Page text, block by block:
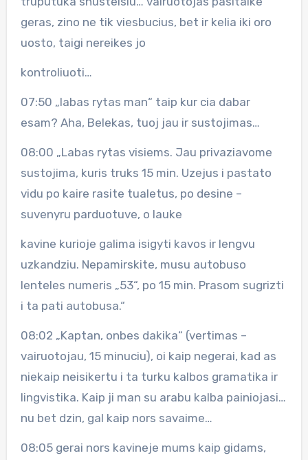
geras, zino ne tik viesbucius, bet ir kelia iki oro
uosto, taigi nereikes jo
kontroliuoti…
07:50 „labas rytas man“ taip kur cia dabar
esam? Aha, Belekas, tuoj jau ir sustojimas…
08:00 „Labas rytas visiems. Jau privaziavome
sustojima, kuris truks 15 min. Uzejus i pastato
vidu po kaire rasite tualetus, po desine –
suvenyru parduotuve, o lauke
kavine kurioje galima isigyti kavos ir lengvu
uzkandziu. Nepamirskite, musu autobuso
lenteles numeris „53“, po 15 min. Prasom sugrizti
i ta pati autobusa.“
08:02 „Kaptan, onbes dakika“ (vertimas –
vairuotojau, 15 minuciu), oi kaip negerai, kad as
niekaip neisikertu i ta turku kalbos gramatika ir
lingvistika. Kaip ji man su arabu kalba painiojasi…
nu bet dzin, gal kaip nors savaime…
08:05 gerai nors kavineje mums kaip gidams,